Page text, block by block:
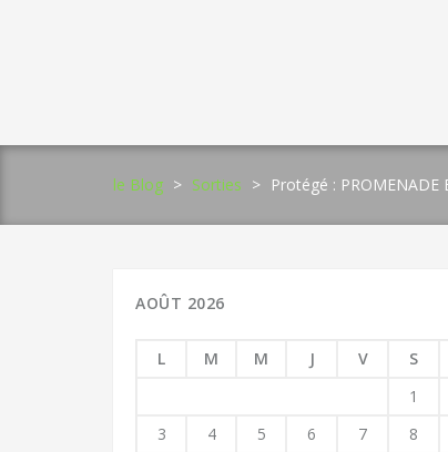
le Blog > Sorties > Protégé : PROMENADE
AOÛT 2026
L M M J V S
1
3
4 5 6 7 8